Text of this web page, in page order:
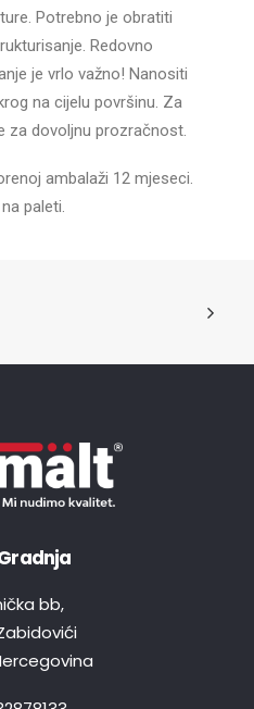
Potrebno je obratiti
Redovno
je vrlo važno! Nanositi
na cijelu površinu. Za
za dovoljnu prozračnost.
ambalaži 12 mjeseci.
paleti.
bb,